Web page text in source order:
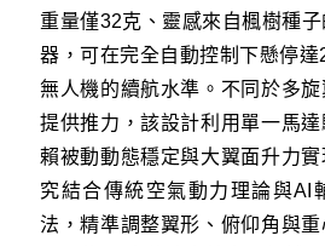
重量僅32克、靈感來自楓樹種
器，可在完全自動控制下懸停
無人機的續航水準。不同於多
提供推力，該設計利用單一馬
賴被動動態穩定與大翼面升力
究結合傳統空氣動力理論與AI
法，精準調整翼形、俯仰角與